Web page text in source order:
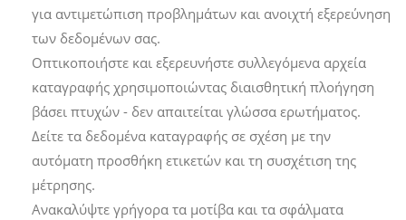
για αντιμετώπιση προβλημάτων και ανοιχτή εξερεύνηση
των δεδομένων σας.
Οπτικοποιήστε και εξερευνήστε συλλεγόμενα αρχεία
καταγραφής χρησιμοποιώντας διαισθητική πλοήγηση
βάσει πτυχών - δεν απαιτείται γλώσσα ερωτήματος.
Δείτε τα δεδομένα καταγραφής σε σχέση με την
αυτόματη προσθήκη ετικετών και τη συσχέτιση της
μέτρησης.
Ανακαλύψτε γρήγορα τα μοτίβα και τα σφάλματα